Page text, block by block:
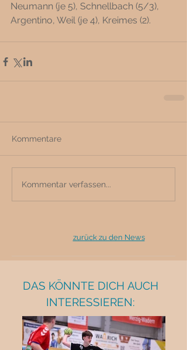
Neumann (je 5), Schnellbach (5/3),
Argentino, Weil (je 4), Kreimes (2).
Kommentare
Kommentar verfassen...
zurück zu den News
DAS KÖNNTE DICH AUCH
INTERESSIEREN: